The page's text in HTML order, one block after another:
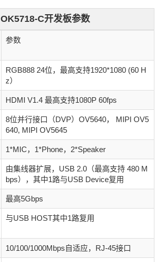
OK5718-C开发板参数
参数
RGB888 24位，最高支持1920*1080 (60 H
z）
HDMI V1.4 最高支持1080P 60fps
8位并行接口（DVP）OV5640， MIPI OV5
640, MIPI OV5645
1*MIC，1*Phone，2*Speaker
由集线器扩展，USB 2.0（最高支持 480 M
bps），其中1路与USB Device复用
最高5Gbps
与USB HOST其中1路复用
10/100/1000Mbps自适应，RJ-45接口